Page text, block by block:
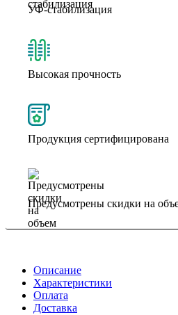
УФ-стабилизация
Высокая прочность
Продукция сертифицирована
Предусмотрены скидки на
Описание
Характеристики
Оплата
Доставка